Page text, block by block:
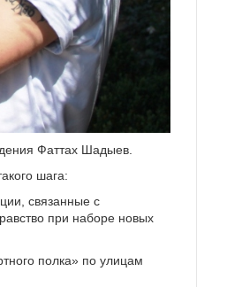
Фаттах Шадыев.
шага:
связанные с
при наборе новых
полка» по улицам